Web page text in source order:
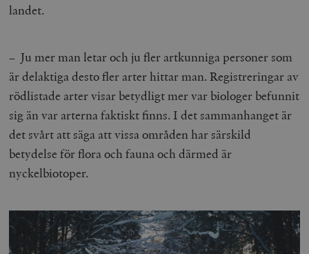
landet.
– Ju mer man letar och ju fler artkunniga personer som
är delaktiga desto fler arter hittar man. Registreringar av
rödlistade arter visar betydligt mer var biologer befunnit
sig än var arterna faktiskt finns. I det sammanhanget är
det svårt att säga att vissa områden har särskild
betydelse för flora och fauna och därmed är
nyckelbiotoper.